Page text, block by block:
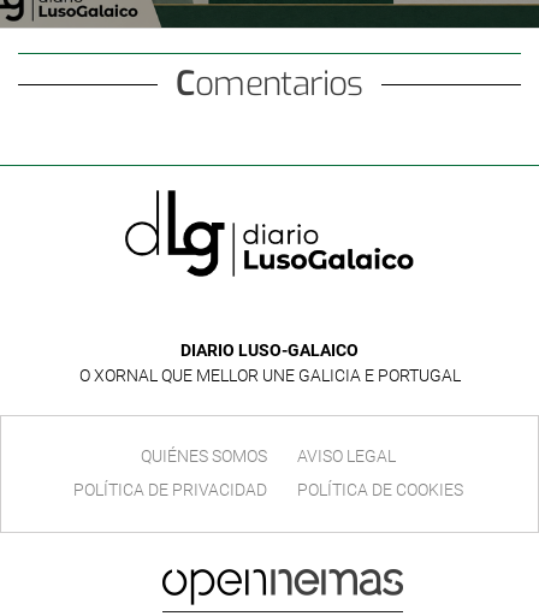
Comentarios
DIARIO LUSO-GALAICO
O XORNAL QUE MELLOR UNE GALICIA E PORTUGAL
QUIÉNES SOMOS
AVISO LEGAL
POLÍTICA DE PRIVACIDAD
POLÍTICA DE COOKIES